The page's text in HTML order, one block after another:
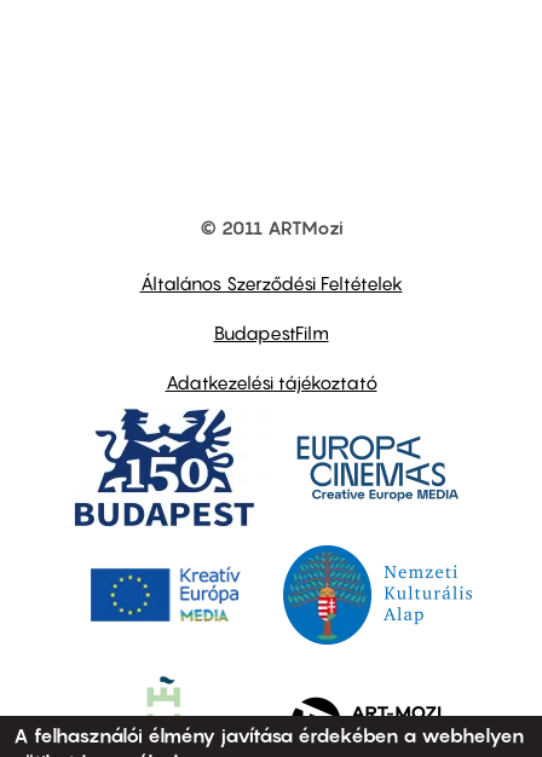
© 2011 ARTMozi
Általános Szerződési Feltételek
BudapestFilm
Adatkezelési tájékoztató
A felhasználói élmény javítása érdekében a webhelyen